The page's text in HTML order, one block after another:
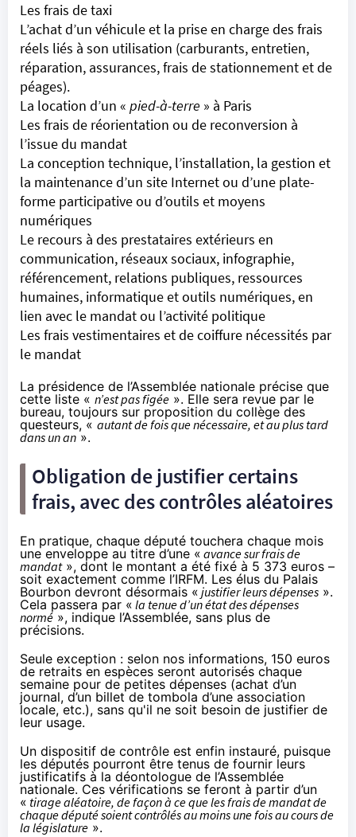
Les frais de taxi
L’achat d’un véhicule et la prise en charge des frais
réels liés à son utilisation (carburants, entretien,
réparation, assurances, frais de stationnement et de
péages).
La location d’un « pied-à-terre » à Paris
Les frais de réorientation ou de reconversion à
l’issue du mandat
La conception technique, l’installation, la gestion et
la maintenance d’un site Internet ou d’une plate-
forme participative ou d’outils et moyens
numériques
Le recours à des prestataires extérieurs en
communication, réseaux sociaux, infographie,
référencement, relations publiques, ressources
humaines, informatique et outils numériques, en
lien avec le mandat ou l’activité politique
Les frais vestimentaires et de coiffure nécessités par
le mandat
La présidence de l’Assemblée nationale précise que
cette liste « n’est pas figée ». Elle sera revue par le
bureau, toujours sur proposition du collège des
questeurs, « autant de fois que nécessaire, et au plus tard
dans un an ».
Obligation de justifier certains
frais, avec des contrôles aléatoires
En pratique, chaque député touchera chaque mois
une enveloppe au titre d’une « avance sur frais de
mandat», dont le montant a été fixé à 5 373 euros –
soit exactement comme l’IRFM. Les élus du Palais
Bourbon devront désormais « justifier leurs dépenses ».
Cela passera par « la tenue d’un état des dépenses
normé », indique l’Assemblée, sans plus de
précisions.
Seule exception : selon nos informations, 150 euros
de retraits en espèces seront autorisés chaque
semaine pour de petites dépenses (achat d’un
journal, d’un billet de tombola d’une association
locale, etc.), sans qu'il ne soit besoin de justifier de
leur usage.
Un dispositif de contrôle est enfin instauré, puisque
les députés pourront être tenus de fournir leurs
justificatifs à la déontologue de l’Assemblée
nationale. Ces vérifications se feront à partir d’un
« tirage aléatoire, de façon à ce que les frais de mandat de
chaque député soient contrôlés au moins une fois au cours de
la législature ».